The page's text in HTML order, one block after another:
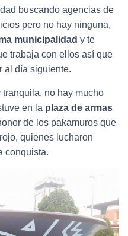
buscando agencias de
pero no hay ninguna,
municipalidad y te
trabaja con ellos así que
al día siguiente.
no hay mucho
en l a plaza de armas
de los pakamuros que
quienes lucharon
conquista.